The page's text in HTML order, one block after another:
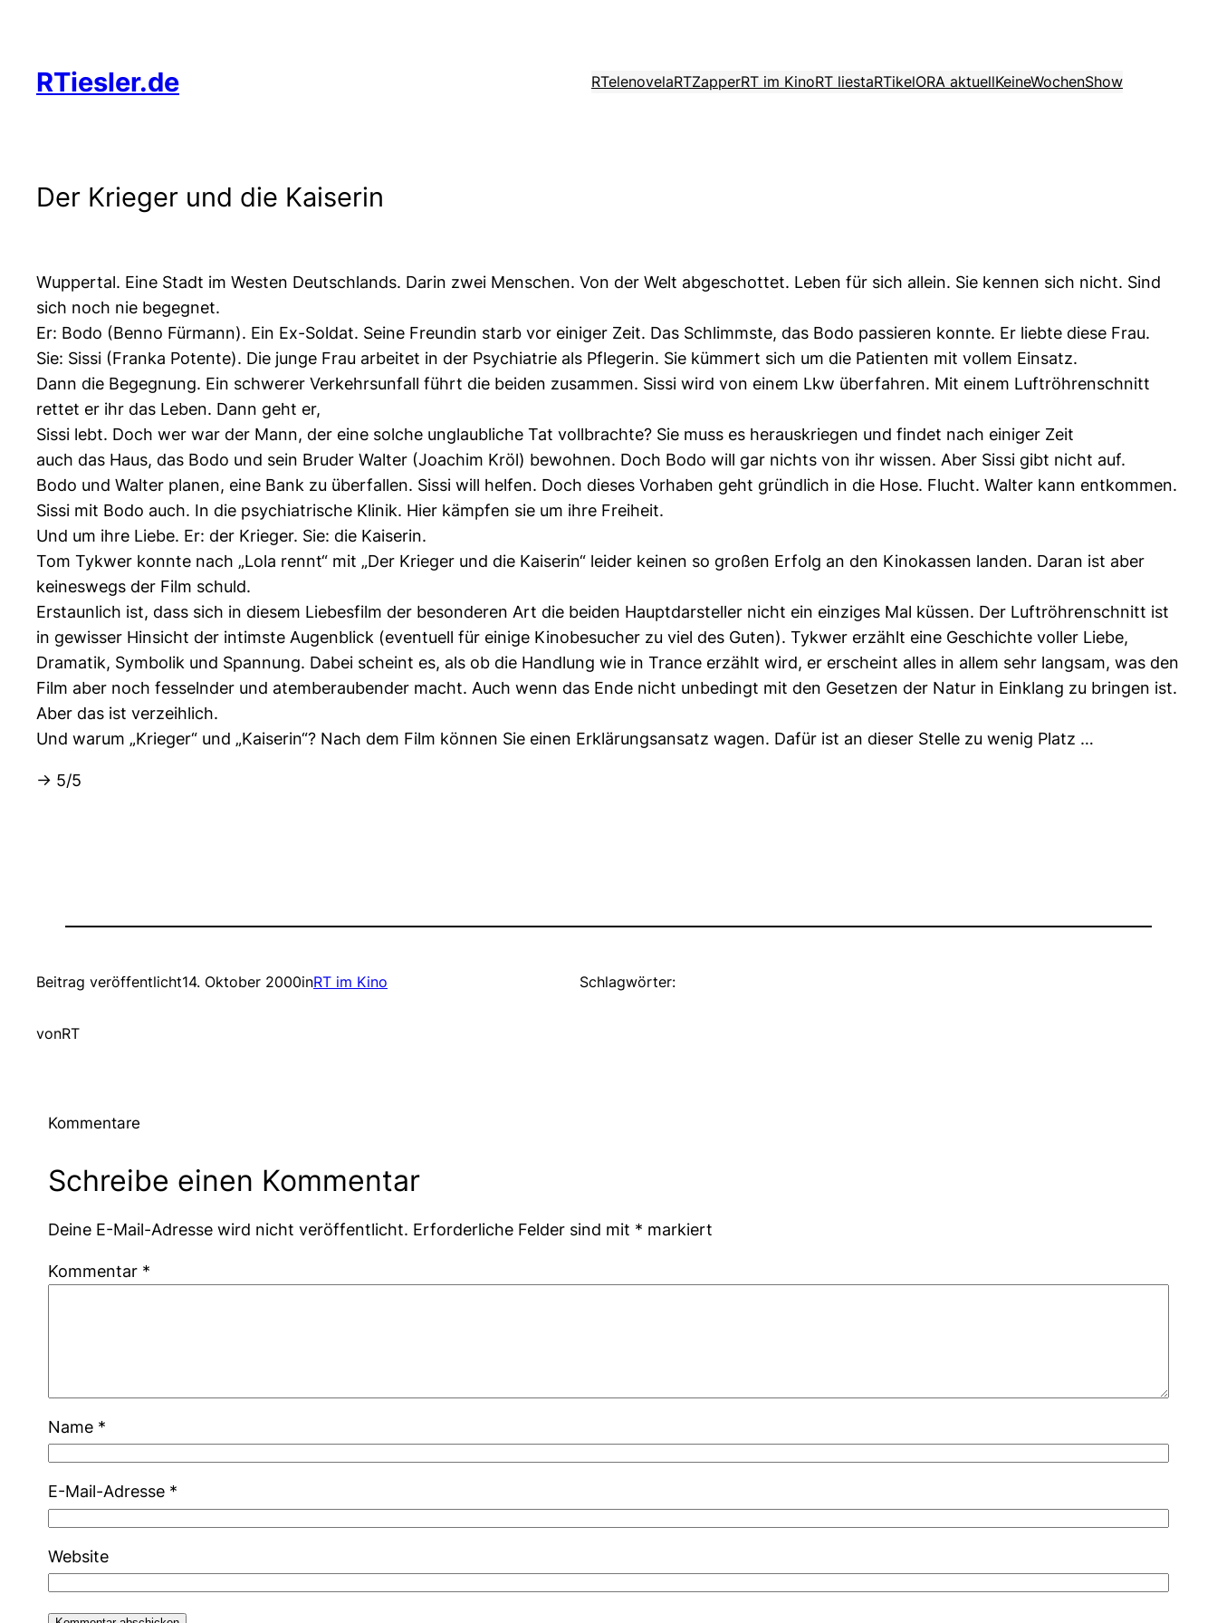
springen
RTiesler.de RTelenovelaRTZapperRT im KinoRT liestaRTikelORA aktuellKeineWochenShow
Der Krieger und die Kaiserin
Wuppertal. Eine Stadt im Westen Deutschlands. Darin zwei Menschen. Von der Welt abgeschottet. Leben für sich allein. Sie kennen sich nicht. Sind
sich noch nie begegnet.
Er: Bodo (Benno Fürmann). Ein Ex-Soldat. Seine Freundin starb vor einiger Zeit. Das Schlimmste, das Bodo passieren konnte. Er liebte diese Frau.
Sie: Sissi (Franka Potente). Die junge Frau arbeitet in der Psychiatrie als Pflegerin. Sie kümmert sich um die Patienten mit vollem Einsatz.
Dann die Begegnung. Ein schwerer Verkehrsunfall führt die beiden zusammen. Sissi wird von einem Lkw überfahren. Mit einem Luftröhrenschnitt
rettet er ihr das Leben. Dann geht er,
Sissi lebt. Doch wer war der Mann, der eine solche unglaubliche Tat vollbrachte? Sie muss es herauskriegen und findet nach einiger Zeit
auch das Haus, das Bodo und sein Bruder Walter (Joachim Kröl) bewohnen. Doch Bodo will gar nichts von ihr wissen. Aber Sissi gibt nicht auf.
Bodo und Walter planen, eine Bank zu überfallen. Sissi will helfen. Doch dieses Vorhaben geht gründlich in die Hose. Flucht. Walter kann entkommen.
Sissi mit Bodo auch. In die psychiatrische Klinik. Hier kämpfen sie um ihre Freiheit.
Und um ihre Liebe. Er: der Krieger. Sie: die Kaiserin.
Tom Tykwer konnte nach „Lola rennt“ mit „Der Krieger und die Kaiserin“ leider keinen so großen Erfolg an den Kinokassen landen. Daran ist aber
keineswegs der Film schuld.
Erstaunlich ist, dass sich in diesem Liebesfilm der besonderen Art die beiden Hauptdarsteller nicht ein einziges Mal küssen. Der Luftröhrenschnitt ist
in gewisser Hinsicht der intimste Augenblick (eventuell für einige Kinobesucher zu viel des Guten). Tykwer erzählt eine Geschichte voller Liebe,
Dramatik, Symbolik und Spannung. Dabei scheint es, als ob die Handlung wie in Trance erzählt wird, er erscheint alles in allem sehr langsam, was den
Film aber noch fesselnder und atemberaubender macht. Auch wenn das Ende nicht unbedingt mit den Gesetzen der Natur in Einklang zu bringen ist.
Aber das ist verzeihlich.
Und warum „Krieger“ und „Kaiserin“? Nach dem Film können Sie einen Erklärungsansatz wagen. Dafür ist an dieser Stelle zu wenig Platz …
-> 5/5
Beitrag veröffentlicht14. Oktober 2000inRT im Kino
vonRT
Schlagwörter:
Kommentare
Schreibe einen Kommentar
Deine E-Mail-Adresse wird nicht veröffentlicht. Erforderliche Felder sind mit * markiert
Kommentar *
Name *
E-Mail-Adresse *
Website